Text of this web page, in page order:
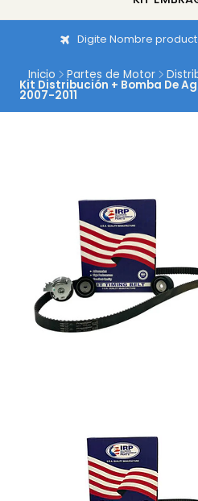
Digite Nombre
Inicio Partes de Motor
Kit Distribución + Bomba De
2007-2011